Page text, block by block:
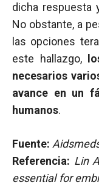
dicha respuesta
No obstante, a
las opciones
este hallazgo,
necesarios
avance en un
humanos.
Fuente:
Referencia: Lin
essential for